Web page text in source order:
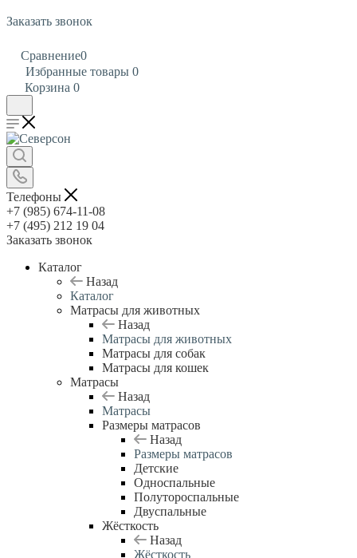
Заказать звонок
Сравнение0
Избранные товары 0
Корзина 0
Телефоны
+7 (985) 674-11-08
+7 (495) 212 19 04
Заказать звонок
Каталог
Назад
Каталог
Матрасы для животных
Назад
Матрасы для животных
Матрасы для собак
Матрасы для кошек
Матрасы
Назад
Матрасы
Размеры матрасов
Назад
Размеры матрасов
Детские
Односпальные
Полутороспальные
Двуспальные
Жёсткость
Назад
Жёсткость